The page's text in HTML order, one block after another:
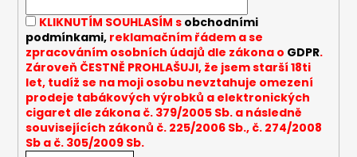
e
e
n
a
KLIKNUTÍM SOUHLASÍM s obchodními
podmínkami,reklamačním řádem a se
zpracováním osobních údajů dle zákona o GDPR.
Zároveň ČESTNĚ PROHLAŠUJI, že jsem starší 18ti
let, tudíž se na moji osobu nevztahuje omezení
prodeje tabákových výrobků a elektronických
cigaret dle zákona č. 379/2005 Sb. a následně
souvisejících zákonů č. 225/2006 Sb., č. 274/2008
Sb a č. 305/2009 Sb.